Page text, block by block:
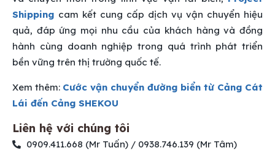
Shipping cam kết cung cấp dịch vụ vận chuyển hiệu
quả, đáp ứng mọi nhu cầu của khách hàng và đồng
hành cùng doanh nghiệp trong quá trình phát triển
bền vững trên thị trường quốc tế.
Xem thêm: Cước vận chuyển đường biển từ Cảng Cát
Lái đến Cảng SHEKOU
Liên hệ với chúng tôi
0909.411.668 (Mr Tuấn) / 0938.746.139 (Mr Tâm)